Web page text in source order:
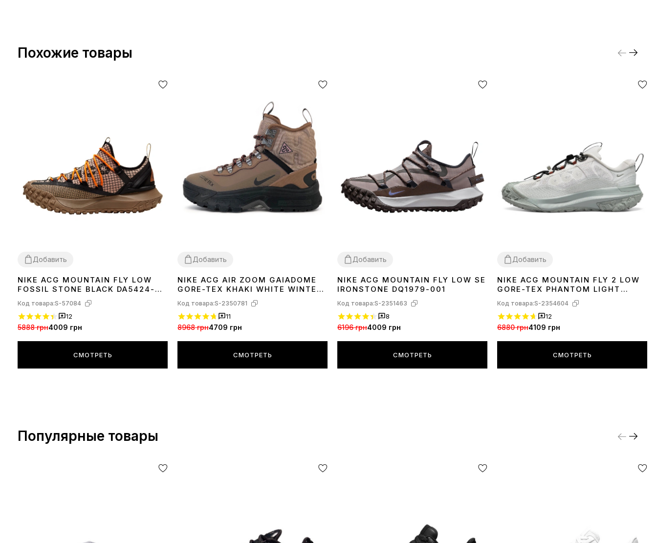
Похожие товары
Добавить
4142 434445
NIKE ACG MOUNTAIN FLY LOW
FOSSIL STONE BLACK DA5424-
Код товара:S-57084
12
5888 грн4009 грн
СМОТРЕТЬ
Добавить
4041 42434445
NIKE ACG AIR ZOOM GAIADOME
GORE-TEX KHAKI WHITE WINTER
TERMO С ФЛИСОМ
Код товара:S-2350781
11
8968 грн4709 грн
СМОТРЕТЬ
Добавить
4344
NIKE ACG MOUNTAIN FLY LOW SE
IRONSTONE DQ1979-001
Код товара:S-2351463
8
6196 грн4009 грн
СМОТРЕТЬ
Добавить
37
NIKE ACG MOUNTAIN FLY 2 LOW
GORE-TEX PHANTOM LIGHT
SILVER HF6245-003
Код товара:S-2354604
12
6880 грн4109 грн
СМОТРЕТЬ
Популярные товары